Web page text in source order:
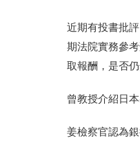
近期有投書批
期法院實務參
取報酬，是否
曾教授介紹日
姜檢察官認為